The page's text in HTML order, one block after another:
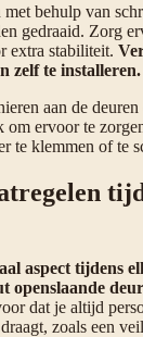
behulp van
gedraaid. Zorg
extra stabiliteit.
zelf te installeren.
aan de
ervoor te
te klemmen of te
aspect tijdens
openslaande
dat je altijd
zoals een